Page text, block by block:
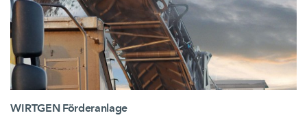
WIRTGEN Förderanlage